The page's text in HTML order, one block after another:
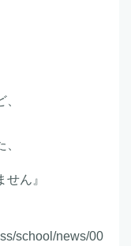
ん』
school/news/00